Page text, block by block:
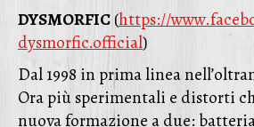
DYSMORFIC(https://
dysmorfic.official)
Dal 1998 in prima linea
Ora più sperimentali e distorti
nuova formazione a due: